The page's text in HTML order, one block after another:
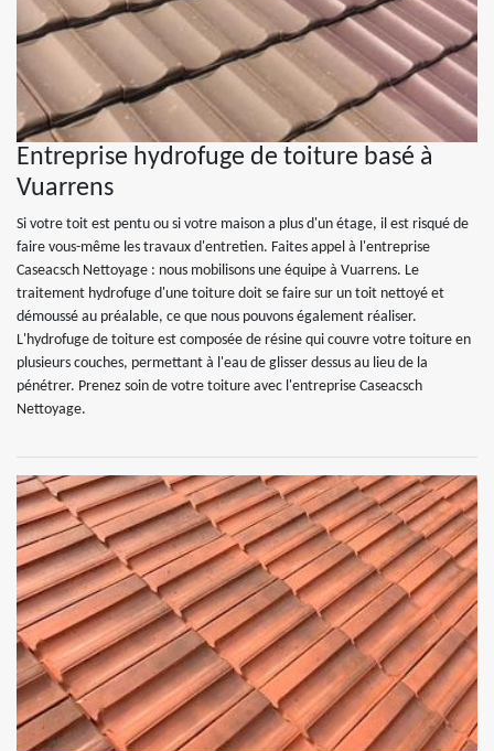
Entreprise hydrofuge de toiture basé à
Vuarrens
Si votre toit est pentu ou si votre maison a plus d'un étage, il est risqué de
faire vous-même les travaux d'entretien. Faites appel à l'entreprise
Caseacsch Nettoyage : nous mobilisons une équipe à Vuarrens. Le
traitement hydrofuge d'une toiture doit se faire sur un toit nettoyé et
démoussé au préalable, ce que nous pouvons également réaliser.
L'hydrofuge de toiture est composée de résine qui couvre votre toiture en
plusieurs couches, permettant à l'eau de glisser dessus au lieu de la
pénétrer. Prenez soin de votre toiture avec l'entreprise Caseacsch
Nettoyage.